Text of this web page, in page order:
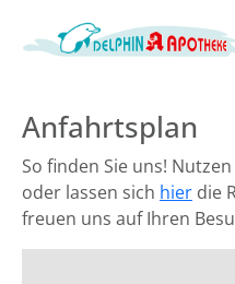
Anfahrtsplan
So finden Sie uns!
oder lassen sich hier die
freuen uns auf Ihren